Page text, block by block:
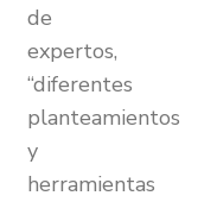
de
expertos,
“diferentes
planteamientos
y
herramientas